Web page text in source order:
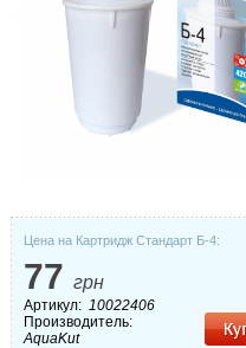
Цена на Картридж Стандарт Б-4:
77 грн
Артикул: 10022406
Производитель:
AquaKut